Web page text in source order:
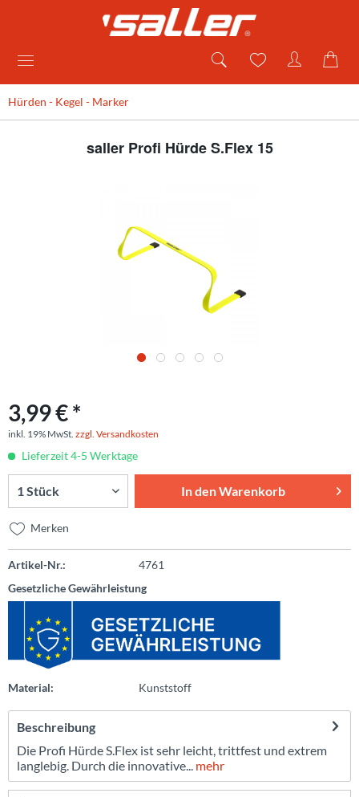
Hürden - Kegel - Marker
saller Profi Hürde S.Flex 15
3,99 € *
inkl. 19% MwSt. zzgl. Versandkosten
Lieferzeit 4-5 Werktage
In denWarenkorb
Merken
Artikel-Nr.:
4761
Gesetzliche Gewährleistung
Material: Kunststoff
Beschreibung
Die Profi Hürde S.Flex ist sehr leicht, trittfest und extrem
langlebig. Durch die innovative... mehr